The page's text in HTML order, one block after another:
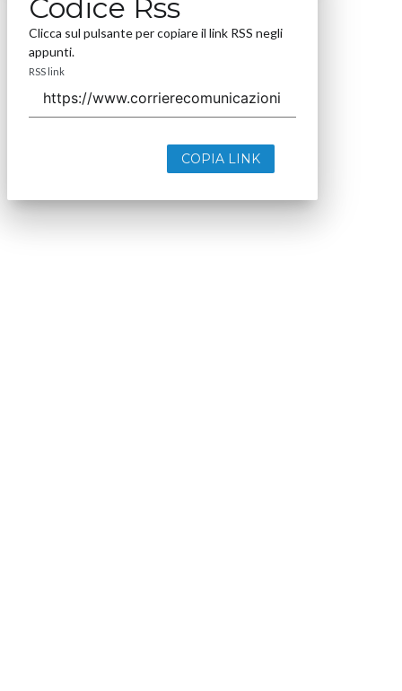
Codice Rss
Clicca sul pulsante per copiare il link RSS negli
appunti.
RSS link
COPIA LINK